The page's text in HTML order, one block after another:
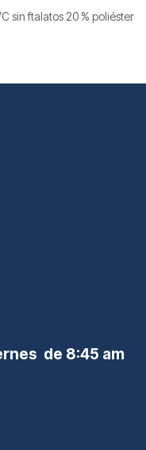
sin ftalatos 20 % poliéster
de 8:45 am